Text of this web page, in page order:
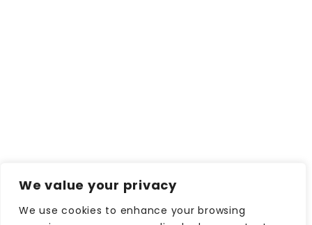
We value your privacy
We use cookies to enhance your browsing